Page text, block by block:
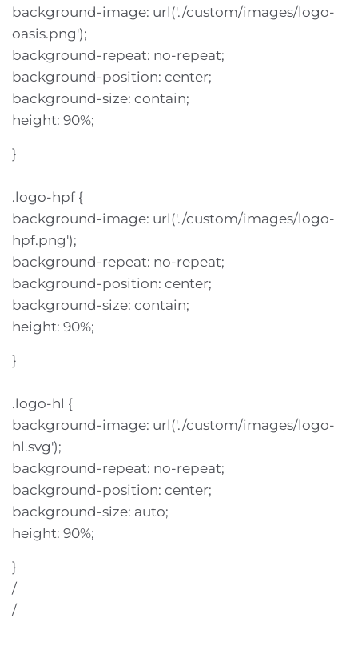
background-image: url('./custom/images/logo-
oasis.png');
background-repeat: no-repeat;
background-position: center;
background-size: contain;
height: 90%;
}
.logo-hpf {
background-image: url('./custom/images/logo-
hpf.png');
background-repeat: no-repeat;
background-position: center;
background-size: contain;
height: 90%;
}
.logo-hl {
background-image: url('./custom/images/logo-
hl.svg');
background-repeat: no-repeat;
background-position: center;
background-size: auto;
height: 90%;
}
/
/